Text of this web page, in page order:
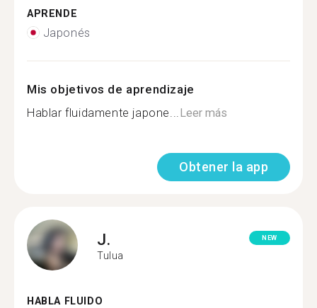
APRENDE
Japonés
Mis objetivos de aprendizaje
Hablar fluidamente japone... Leer más
Obtener la app
J.
Tulua
NEW
HABLA FLUIDO